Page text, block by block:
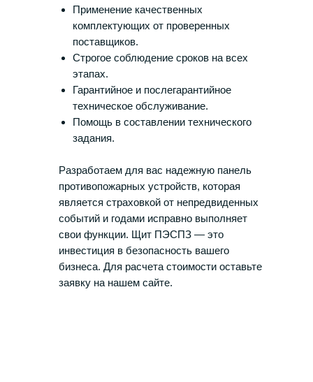
Применение качественных
комплектующих от проверенных
поставщиков.
Строгое соблюдение сроков на всех
этапах.
Гарантийное и послегарантийное
техническое обслуживание.
Помощь в составлении технического
задания.
Разработаем для вас надежную панель
противопожарных устройств, которая
является страховкой от непредвиденных
событий и годами исправно выполняет
свои функции. Щит ПЭСПЗ — это
инвестиция в безопасность вашего
бизнеса. Для расчета стоимости оставьте
заявку на нашем сайте.